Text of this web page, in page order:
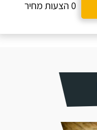
0 הצעות מחיר